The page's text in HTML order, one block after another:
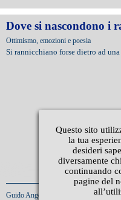
Dove si nascondono i
Ottimismo, emozioni e poesia
Si rannicchiano forse dietro ad
Guido Angeli
Questo sito
la tua
desideri
diversamente
continuando
pagine del